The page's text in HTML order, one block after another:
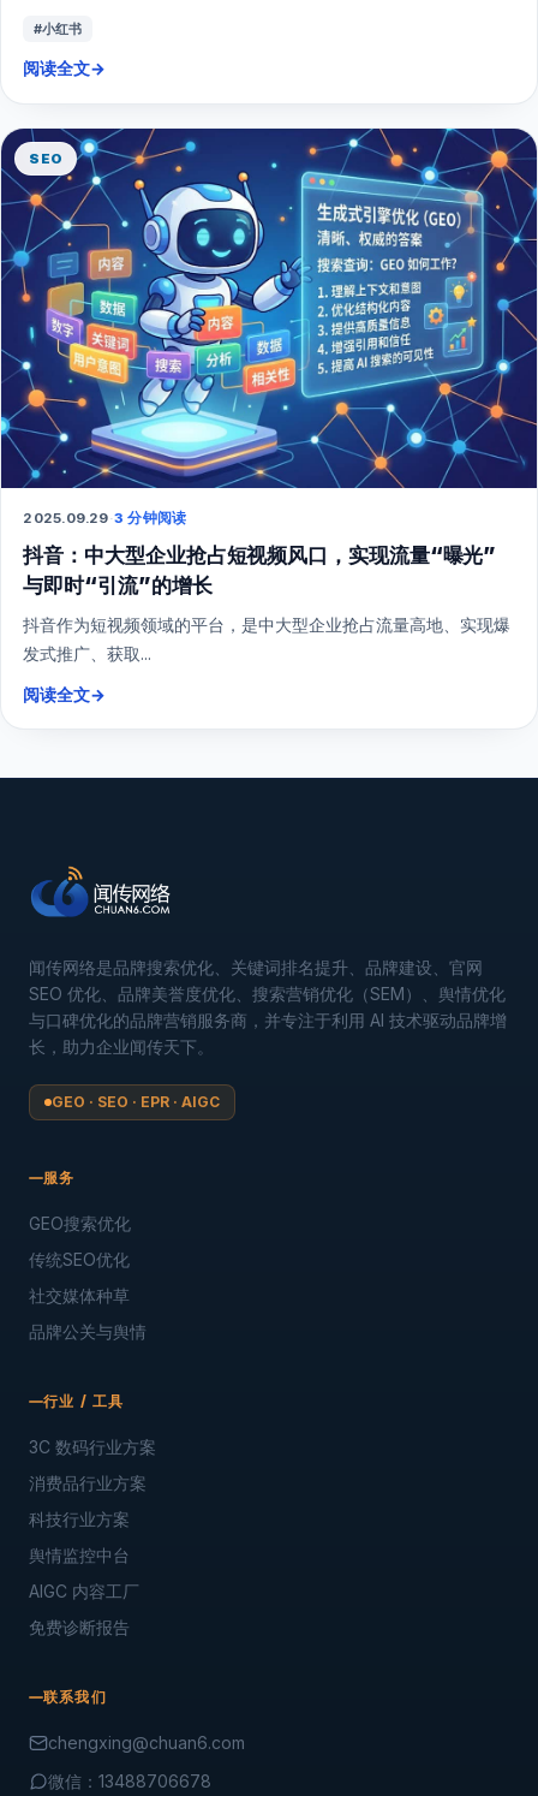
#小红书
阅读全文→
SEO
2025.09.29·3 分钟阅读
抖音：中大型企业抢占短视频风口，实现流量“曝光”
与即时“引流”的增长
抖音作为短视频领域的平台，是中大型企业抢占流量高地、实现爆
发式推广、获取...
阅读全文→
闻传网络是品牌搜索优化、关键词排名提升、品牌建设、官网
SEO 优化、品牌美誉度优化、搜索营销优化（SEM）、舆情优化
与口碑优化的品牌营销服务商，并专注于利用 AI 技术驱动品牌增
长，助力企业闻传天下。
GEO · SEO · EPR · AIGC
服务
GEO搜索优化
传统SEO优化
社交媒体种草
品牌公关与舆情
行业 / 工具
3C 数码行业方案
消费品行业方案
科技行业方案
舆情监控中台
AIGC 内容工厂
免费诊断报告
联系我们
chengxing@chuan6.com
微信：13488706678